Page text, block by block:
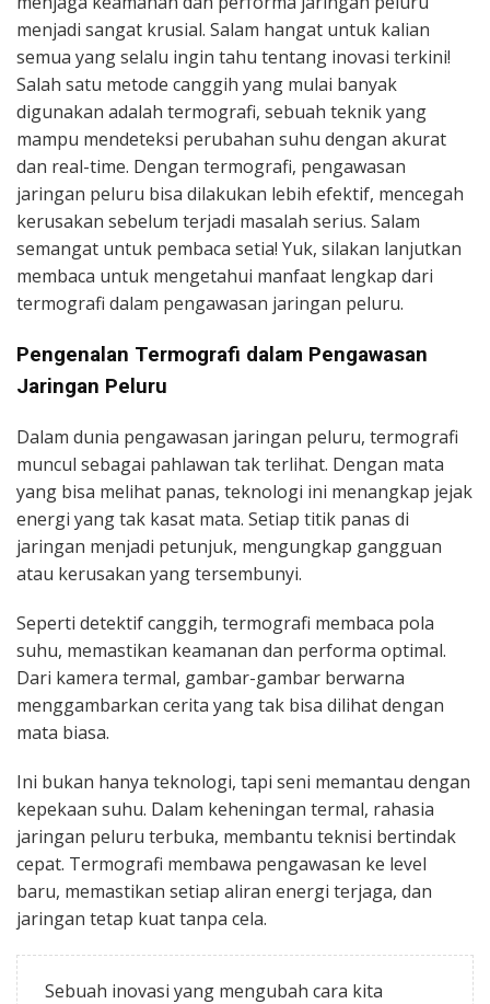
menjadi sangat krusial. Salam hangat untuk kalian
semua yang selalu ingin tahu tentang inovasi terkini!
Salah satu metode canggih yang mulai banyak
digunakan adalah termografi, sebuah teknik yang
mampu mendeteksi perubahan suhu dengan akurat
dan real-time. Dengan termografi, pengawasan
jaringan peluru bisa dilakukan lebih efektif, mencegah
kerusakan sebelum terjadi masalah serius. Salam
semangat untuk pembaca setia! Yuk, silakan lanjutkan
membaca untuk mengetahui manfaat lengkap dari
termografi dalam pengawasan jaringan peluru.
Pengenalan Termografi dalam Pengawasan
Jaringan Peluru
Dalam dunia pengawasan jaringan peluru, termografi
muncul sebagai pahlawan tak terlihat. Dengan mata
yang bisa melihat panas, teknologi ini menangkap jejak
energi yang tak kasat mata. Setiap titik panas di
jaringan menjadi petunjuk, mengungkap gangguan
atau kerusakan yang tersembunyi.
Seperti detektif canggih, termografi membaca pola
suhu, memastikan keamanan dan performa optimal.
Dari kamera termal, gambar-gambar berwarna
menggambarkan cerita yang tak bisa dilihat dengan
mata biasa.
Ini bukan hanya teknologi, tapi seni memantau dengan
kepekaan suhu. Dalam keheningan termal, rahasia
jaringan peluru terbuka, membantu teknisi bertindak
cepat. Termografi membawa pengawasan ke level
baru, memastikan setiap aliran energi terjaga, dan
jaringan tetap kuat tanpa cela.
Sebuah inovasi yang mengubah cara kita